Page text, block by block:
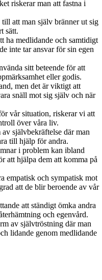
riskerar man att fastna i
att man själv bränner ut sig
sätt.
ha medlidande och samtidigt
inte tar ansvar för sin egen
sitt beteende för att
eller godis.
men det är viktigt att
snäll mot sig själv och när
vår situation, riskerar vi att
över våra liv.
självbekräftelse där man
till hjälp för andra.
i problem kan ibland
att hjälpa dem att komma på
empatisk och sympatisk mot
att de blir beroende av vår
att ständigt ömka andra
och egenvård.
av självtröstning där man
lidande genom medlidande